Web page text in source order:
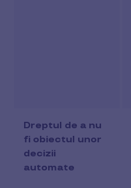
Dreptul de a nu
fi obiectul unor
decizii
automate